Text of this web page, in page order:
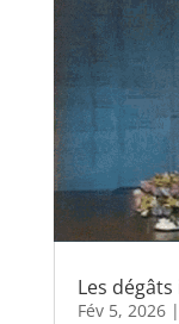
Les
Fév 5, 2026|